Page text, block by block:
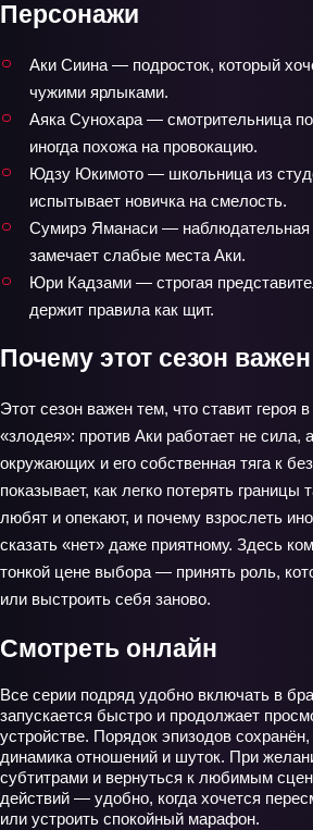
Персонажи
Аки Сиина — подросток, который
чужими ярлыками.
Аяка Сунохара — смотрительница
иногда похожа на провокацию.
Юдзу Юкимото — школьница из
испытывает новичка на смелость.
Сумирэ Яманаси — наблюдательная
замечает слабые места Аки.
Юри Кадзами — строгая
держит правила как щит.
Почему этот сезон важен
Этот сезон важен тем, что ставит героя
«злодея»: против Аки работает не
окружающих и его собственная тяга к
показывает, как легко потерять границы
любят и опекают, и почему взрослеть
сказать «нет» даже приятному. Здесь
тонкой цене выбора — принять роль,
или выстроить себя заново.
Смотреть онлайн
Все серии подряд удобно включать в
запускается быстро и продолжает
устройстве. Порядок эпизодов
динамика отношений и шуток. При
субтитрами и вернуться к любимым
действий — удобно, когда хочется
или устроить спокойный марафон.